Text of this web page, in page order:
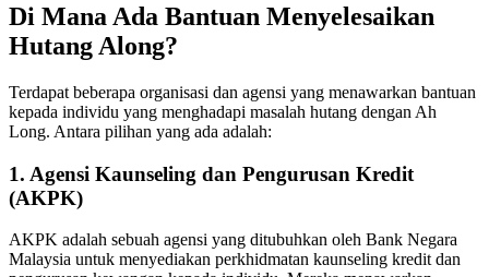
Di Mana Ada Bantuan Menyelesaikan
Hutang Along?
Terdapat beberapa organisasi dan agensi yang menawarkan bantuan
kepada individu yang menghadapi masalah hutang dengan Ah
Long. Antara pilihan yang ada adalah:
1. Agensi Kaunseling dan Pengurusan Kredit
(AKPK)
AKPK adalah sebuah agensi yang ditubuhkan oleh Bank Negara
Malaysia untuk menyediakan perkhidmatan kaunseling kredit dan